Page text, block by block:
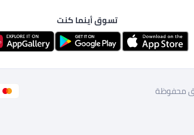
تسوق أينما كنت